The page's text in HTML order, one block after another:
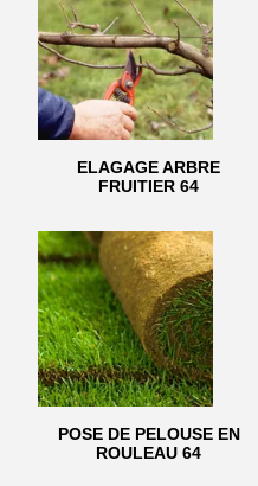
ELAGAGE ARBRE
FRUITIER 64
POSE DE PELOUSE EN
ROULEAU 64